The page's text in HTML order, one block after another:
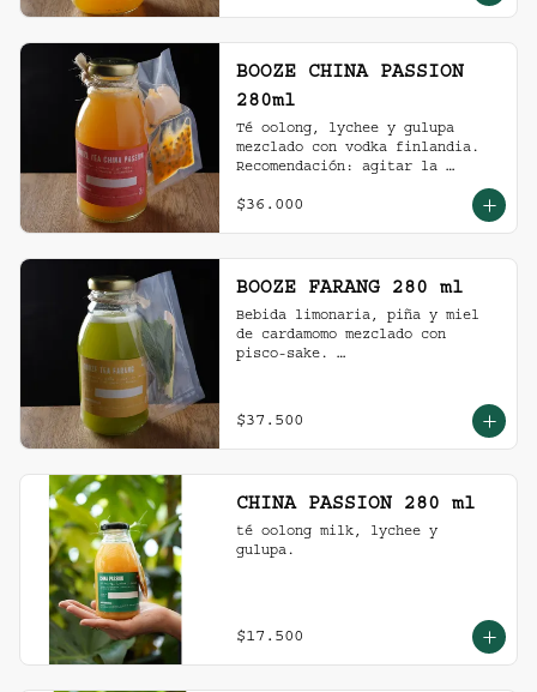
BOOZE CHINA PASSION
280ml
Té oolong, lychee y gulupa
mezclado con vodka finlandia.
Recomendación: agitar la
con hielo al gusto.
$36.000
BOOZE FARANG 280 ml
Bebida limonaria, piña y miel
de cardamomo mezclado con
pisco-sake.
con hielo al gusto.
$37.500
CHINA PASSION 280 ml
té oolong milk, lychee y
gulupa.
$17.500